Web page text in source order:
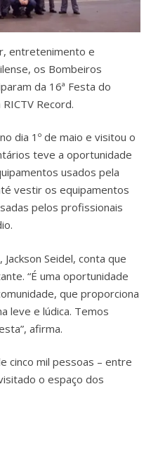
entretenimento e
os Bombeiros
da 16ª Festa do
Record.
dia 1º de maio e visitou o
teve a oportunidade
usados pela
vestir os equipamentos
pelos profissionais
Seidel, conta que
“É uma oportunidade
que proporciona
leve e lúdica. Temos
afirma.
cinco mil pessoas – entre
o espaço dos